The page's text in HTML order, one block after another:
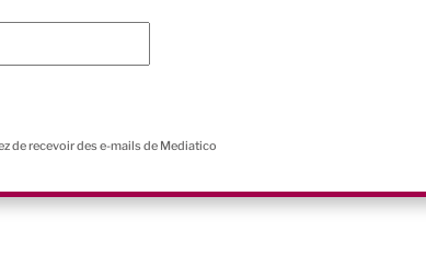
de recevoir des e-mails de Mediatico